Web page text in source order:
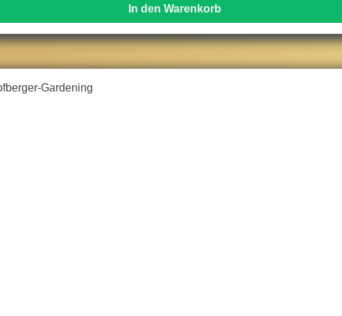
In den Warenkorb